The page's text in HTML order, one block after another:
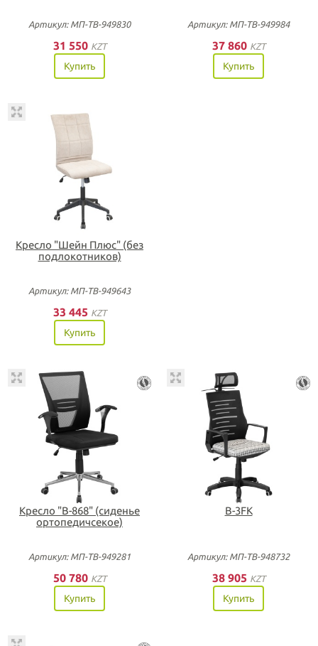
Артикул: МП-ТВ-949830
31 550 KZT
Купить
Артикул: МП-ТВ-949984
37 860 KZT
Купить
Кресло "Шейн Плюс" (без
подлокотников)
Артикул: МП-ТВ-949643
33 445 KZT
Купить
Кресло "В-868" (сиденье
ортопедичсекое)
Артикул: МП-ТВ-949281
50 780 KZT
Купить
В-3FK
Артикул: МП-ТВ-948732
38 905 KZT
Купить